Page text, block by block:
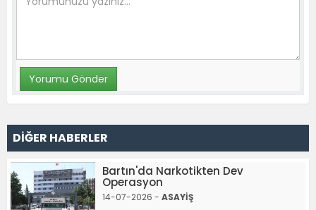
DİĞER HABERLER
Bartın'da Narkotikten Dev
Operasyon
14-07-2026 - ASAYİŞ